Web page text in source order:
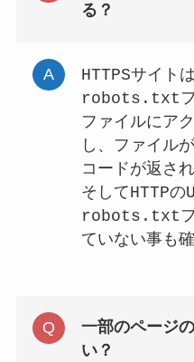
る？
HTTPSサイト
robots.txtフ
ファイルにア
し、ファイル
コードが返さ
そしてHTTPの
robots.txtフ
ていない事も確
一部のページ
い？